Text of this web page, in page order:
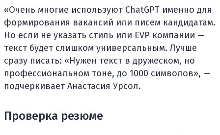
«Очень многие используют ChatGPT именно для
формирования вакансий или писем кандидатам.
Но если не указать стиль или EVP компании —
текст будет слишком универсальным. Лучше
сразу писать: «Нужен текст в дружеском, но
профессиональном тоне, до 1000 символов», —
подчеркивает Анастасия Урсол.
Проверка резюме